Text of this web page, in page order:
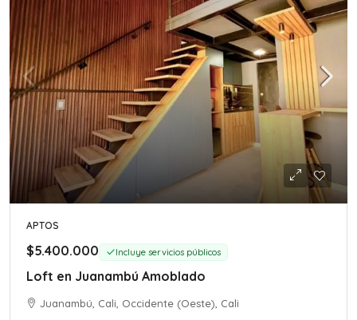
APTOS
$5.400.000 Incluye servicios públicos
Loft en Juanambú Amoblado
Juanambú, Cali, Occidente (Oeste), Cali